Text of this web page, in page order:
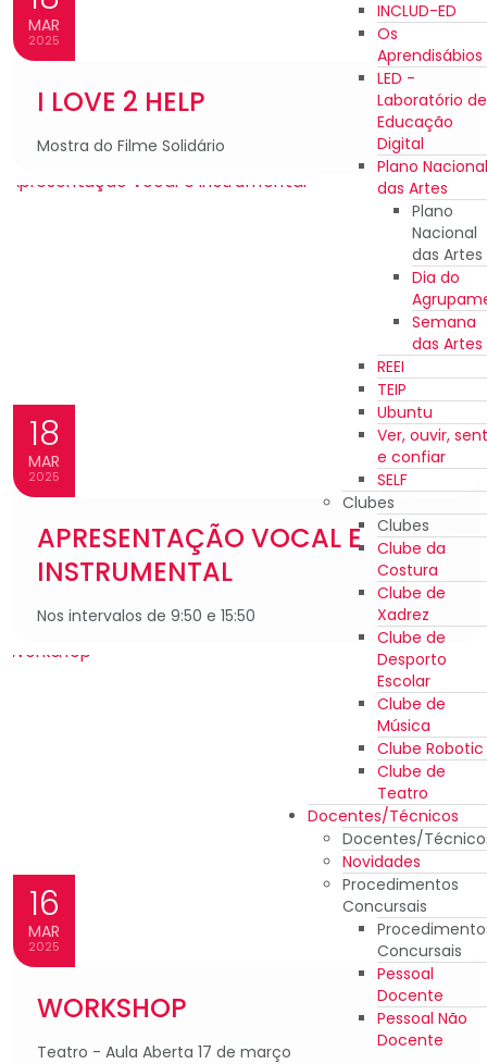
INCLUD-ED
Os
Aprendisábios
LED -
Laboratório de
Educação
Digital
Plano Nacional
das Artes
Plano
Nacional
das Artes
Dia do
Semana
das Artes
REEI
TEIP
Ubuntu
Ver, ouvir,
e confiar
SELF
Clubes
Clubes
Clube da
Costura
Clube de
Xadrez
Clube de
Desporto
Escolar
Clube de
Música
Clube Robotic
Clube de
Teatro
Docentes/Técnicos
Docentes/
Novidades
Procedimentos
Concursais
Concursais
Pessoal
Docente
Pessoal Não
Docente
MAR
2025
I LOVE 2 HELP
Mostra do Filme Solidário
18
MAR
2025
APRESENTAÇÃO VOCAL E
INSTRUMENTAL
Nos intervalos de 9:50 e 15:50
16
MAR
2025
WORKSHOP
Teatro - Aula Aberta 17 de março